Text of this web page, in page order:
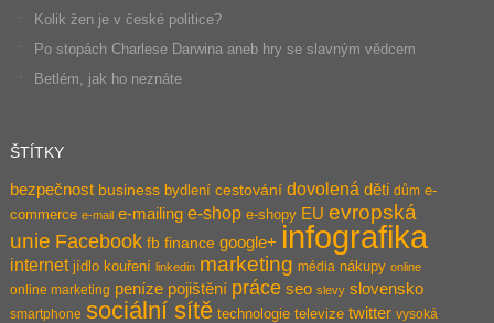
Kolik žen je v české politice?
Po stopách Charlese Darwina aneb hry se slavným vědcem
Betlém, jak ho neznáte
ŠTÍTKY
bezpečnost business bydlení cestování dovolená děti dům e-
commerce e-mail e-mailing e-shop e-shopy EU evropská
unie Facebook fb finance google+ infografika
internet jídlo kouření linkedin marketing média nákupy online
online marketing peníze pojištění práce seo slevy slovensko
smartphone sociální sítě technologie televize twitter vysoká